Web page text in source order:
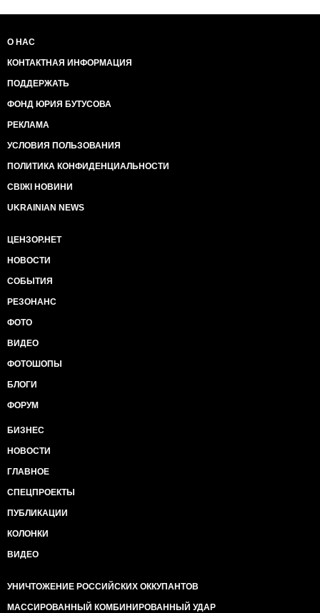
О НАС
КОНТАКТНАЯ ИНФОРМАЦИЯ
ПОДДЕРЖАТЬ
ФОНД ЮРИЯ БУТУСОВА
РЕКЛАМА
УСЛОВИЯ ПОЛЬЗОВАНИЯ
ПОЛИТИКА КОНФИДЕНЦИАЛЬНОСТИ
СВІЖІ НОВИНИ
UKRAINIAN NEWS
ЦЕНЗОР.НЕТ
НОВОСТИ
СОБЫТИЯ
РЕЗОНАНС
ФОТО
ВИДЕО
ФОТОШОПЫ
БЛОГИ
ФОРУМ
БИЗНЕС
НОВОСТИ
ГЛАВНОЕ
СПЕЦПРОЕКТЫ
ПУБЛИКАЦИИ
КОЛОНКИ
ВИДЕО
УНИЧТОЖЕНИЕ РОССИЙСКИХ ОККУПАНТОВ
МАССИРОВАННЫЙ КОМБИНИРОВАННЫЙ УДАР